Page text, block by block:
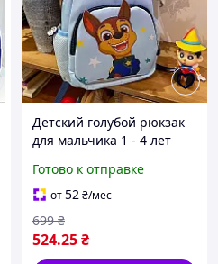
Детский голубой рюкзак
для мальчика 1 - 4 лет
детей в садик
Готово к отправке
от52₴/мес
524.25₴
699 ₴